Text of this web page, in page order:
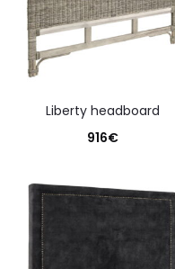
liberty headboard
916€